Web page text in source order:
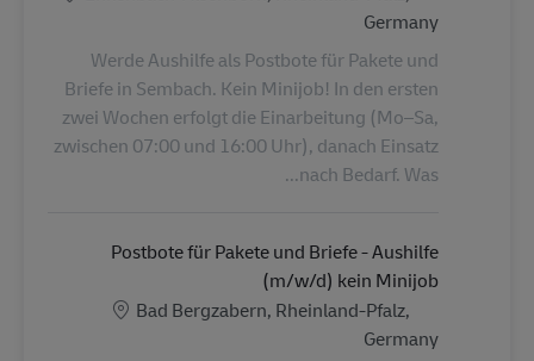
Germany
Werde Aushilfe als Postbote für Pakete und
Briefe in Sembach. Kein Minijob! In den ersten
zwei Wochen erfolgt die Einarbeitung (Mo–Sa,
zwischen 07:00 und 16:00 Uhr), danach Einsatz
nach Bedarf. Was...
Postbote für Pakete und Briefe - Aushilfe
(m/w/d) kein Minijob
الموقع
Bad Bergzabern, Rheinland-Pfalz,
Germany